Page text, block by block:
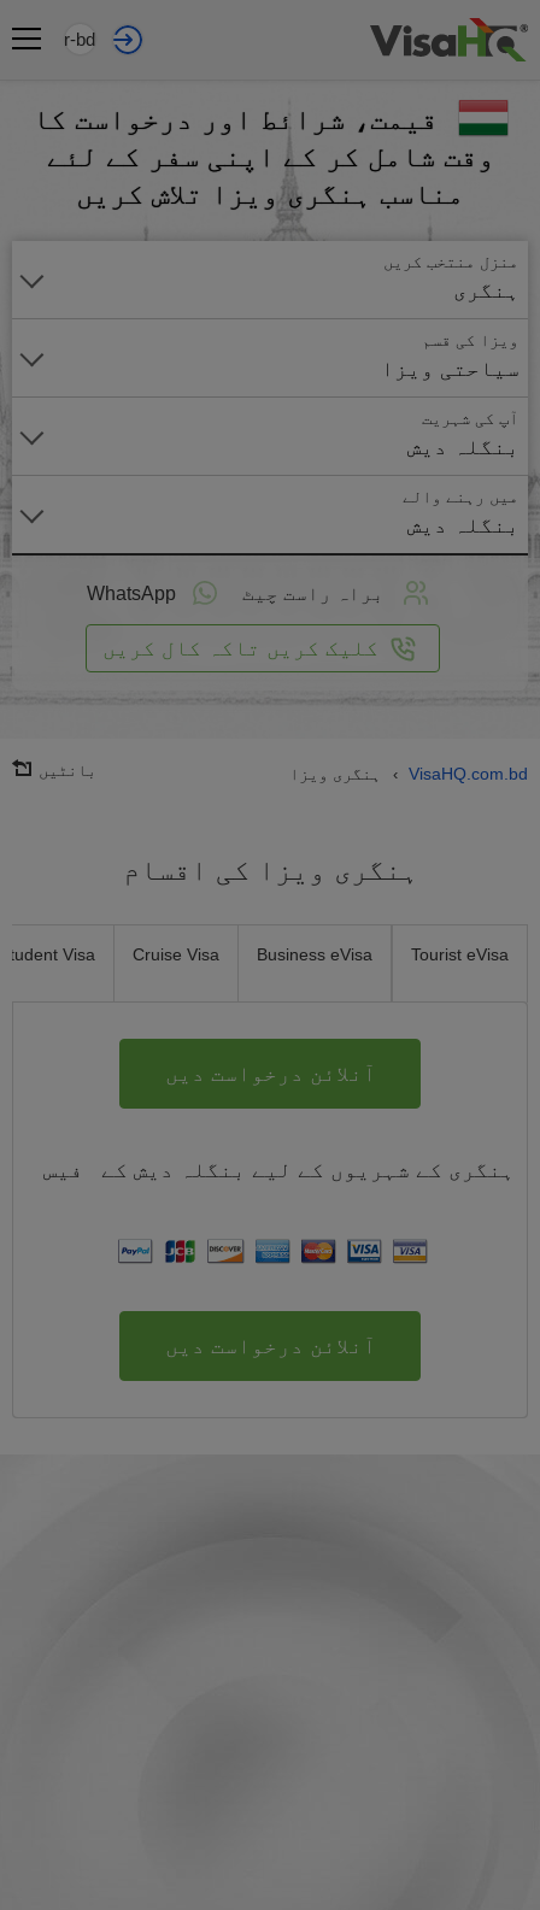
ur-bd
قیمت، شرائط اور درخواست کا
وقت شامل کر کے اپنی سفر کے لئے
مناسب ہنگری ویزا تلاش کریں
منزل منتخب کریں
ہنگری
ویزا کی قسم
سیاحتی ویزا
آپ کی شہریت
بنگلہ دیش
میں رہنے والے
بنگلہ دیش
براہ راست چیٹ WhatsApp
کلیک کریں تاکہ کال کریں
VisaHQ.com.bd
› ہنگری ویزا بانٹیں
ہنگری ویزا کی اقسام
Tourist eVisa
Business eVisa
Cruise Visa
Student Visa
آنلائن درخواست دیں
ہنگری کے شہریوں کے لیے بنگلہ دیش کے فیس
آنلائن درخواست دیں